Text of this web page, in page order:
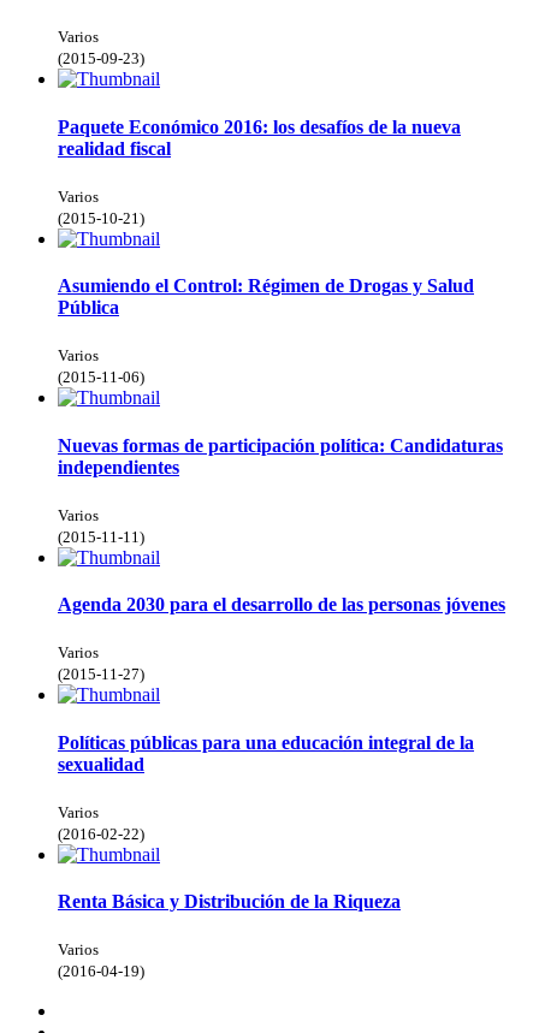
Varios
(2015-09-23)
Paquete Económico 2016: los desafíos de la nueva
realidad fiscal
Varios
(2015-10-21 )
Asumiendo el Control: Régimen de Drogas y Salud
Pública
Varios
(2015-11-06)
Nuevas formas de participación política: Candidaturas
independientes
Varios
(2015-11-11 )
Agenda 2030 para el desarrollo de las personas jóvenes
Varios
(2015-11-27)
Políticas públicas para una educación integral de la
sexualidad
Varios
(2016-02-22)
Renta Básica y Distribución de la Riqueza
Varios
(2016-04-19)